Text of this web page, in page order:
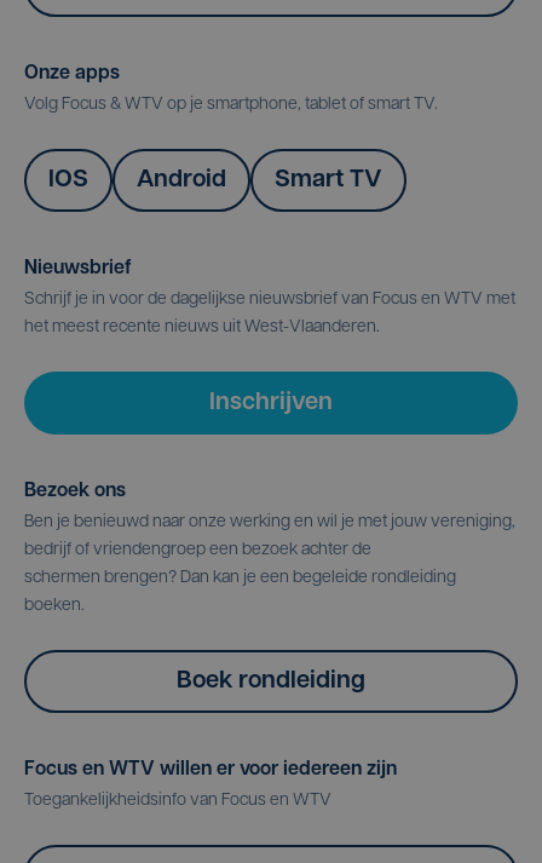
Onze apps
Volg Focus & WTV op je smartphone, tablet of smart TV.
IOS Android Smart TV
Nieuwsbrief
Schrijf je in voor de dagelijkse nieuwsbrief van Focus en WTV met
het meest recente nieuws uit West-Vlaanderen.
Inschrijven
Bezoek ons
Ben je benieuwd naar onze werking en wil je met jouw vereniging,
bedrijf of vriendengroep een bezoek achter de
schermen brengen? Dan kan je een begeleide rondleiding
boeken.
Boek rondleiding
Focus en WTV willen er voor iedereen zijn
Toegankelijkheidsinfo van Focus en WTV